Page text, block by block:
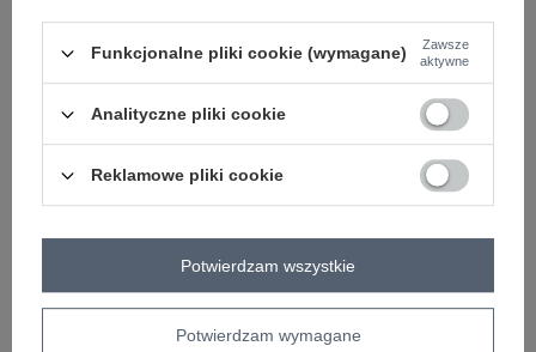
Zobacz wszystkie kolory (+6)
ZALOGUJ SIĘ I ZOBACZ CENĘ
Masz pytanie? Chętnie pomożemy.
skład materiału : 50% poliester, 45% wiskoza, 5%
Funkcjonalne pliki cookie (wymagane)
Zawsze
aktywne
Analityczne pliki cookie
Reklamowe pliki cookie
Potwierdzam wymagane
Potwierdzam wszystkie